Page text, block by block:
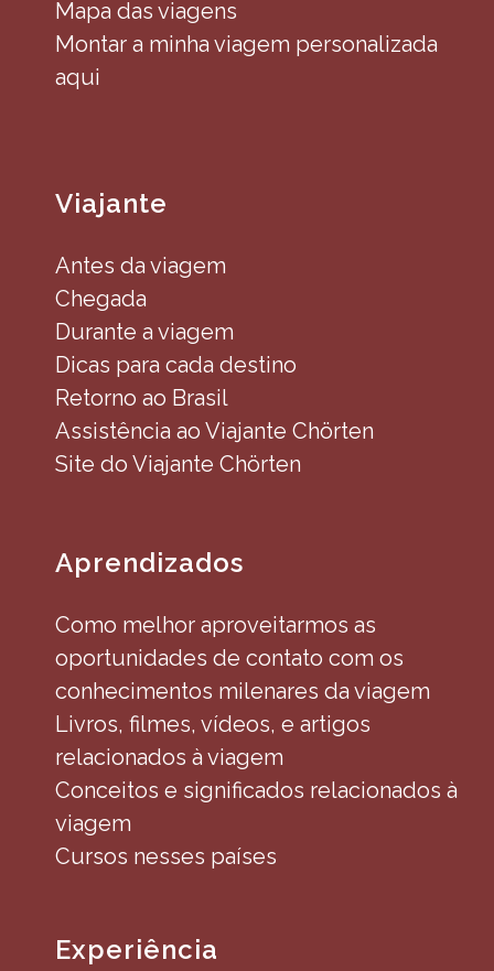
Mapa das viagens
Montar a minha viagem personalizada
aqui
Viajante
Antes da viagem
Chegada
Durante a viagem
Dicas para cada destino
Retorno ao Brasil
Assistência ao Viajante Chörten
Site do Viajante Chörten
Aprendizados
Como melhor aproveitarmos as
oportunidades de contato com os
conhecimentos milenares da viagem
Livros, filmes, vídeos, e artigos
relacionados à viagem
Conceitos e significados relacionados à
viagem
Cursos nesses países
Experiência